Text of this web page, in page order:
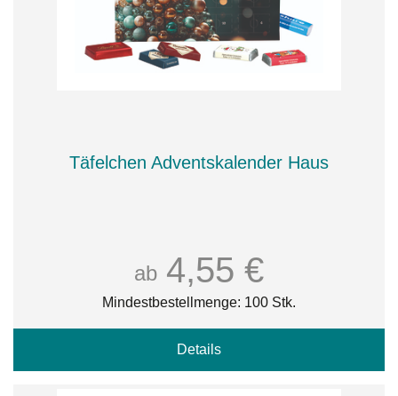
Täfelchen Adventskalender Haus
ab 4,55 €
Mindestbestellmenge: 100 Stk.
Details